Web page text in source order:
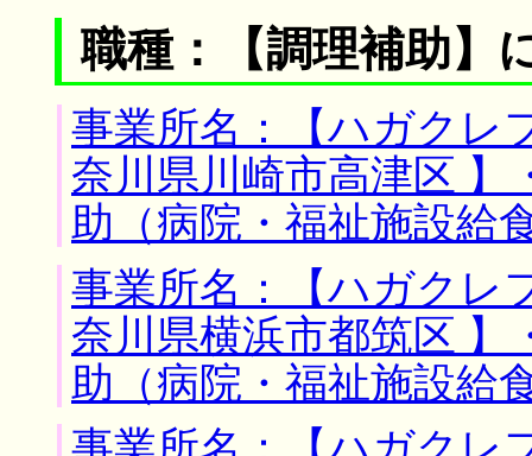
職種：【調理補助】
事業所名：【ハガクレ
奈川県川崎市高津区 】
助（病院・福祉施設給
事業所名：【ハガクレ
奈川県横浜市都筑区 】
助（病院・福祉施設給